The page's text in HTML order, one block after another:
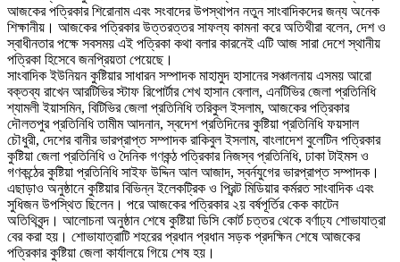
আজকের পত্রিকার শিরোনাম এবং সংবাদের উপস্থাপন নতুন সাংবাদিকদের জন্য অনেক
শিক্ষানীয়। আজকের পত্রিকার উত্তরত্তর সাফল্য কামনা করে অতিথীরা বলেন, দেশ ও
স্বাধীনতার পক্ষে সবসময় এই পত্রিকা কথা বলার কারনেই এটি আজ সারা দেশে স্থানীয়
পত্রিকা হিসেবে জনপ্রিয়তা পেয়েছে।
সাংবাদিক ইউনিয়ন কুষ্টিয়ার সাধারন সম্পাদক মাহামুদ হাসানের সঞ্চালনায় এসময় আরো
বক্তব্য রাখেন আরটিভির স্টাফ রিপোর্টার শেখ হাসান বেলাল, এনটিভির জেলা প্রতিনিধি
শ্যামলী ইয়াসমিন, বিটিভির জেলা প্রতিনিধি তরিকুল ইসলাম, আজকের পত্রিকার
দৌলতপুর প্রতিনিধি তামীম আদনান, স্বদেশ প্রতিদিনের কুষ্টিয়া প্রতিনিধি ফয়সাল
চৌধুরী, দেশের বানীর ভারপ্রাপ্ত সম্পাদক রাকিবুল ইসলাম, বাংলাদেশ বুলেটিন পত্রিকার
কুষ্টিয়া জেলা প্রতিনিধি ও দৈনিক গণকন্ঠ পত্রিকার নিজস্ব প্রতিনিধি, ঢাকা টাইমস ও
গণকন্ঠের কুষ্টিয়া প্রতিনিধি সাইফ উদ্দিন আল আজাদ, স্বর্নযুগের ভারপ্রাপ্ত সম্পাদক।
এছাড়াও অনুষ্ঠানে কুষ্টিয়ার বিভিন্ন ইলেকট্রিক ও প্রিন্ট মিডিয়ার কর্মরত সাংবাদিক এবং
সুধিজন উপস্থিত ছিলেন। পরে আজকের পত্রিকার ২য় বর্ষপূর্তির কেক কাটেন
অতিথিবৃন্দ। আলোচনা অনুষ্ঠান শেষে কুষ্টিয়া ডিসি কোর্ট চত্তর থেকে বর্ণাঢ্য শোভাযাত্রা
বের করা হয়। শোভাযাত্রাটি শহরের প্রধান প্রধান সড়ক প্রদক্ষিন শেষে আজকের
পত্রিকার কুষ্টিয়া জেলা কার্যালয়ে গিয়ে শেষ হয়।